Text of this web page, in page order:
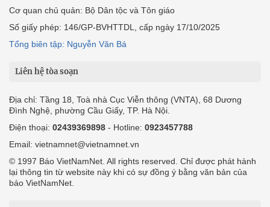
Cơ quan chủ quản: Bộ Dân tộc và Tôn giáo
Số giấy phép: 146/GP-BVHTTDL, cấp ngày 17/10/2025
Tổng biên tập: Nguyễn Văn Bá
Liên hệ tòa soạn
Địa chỉ: Tầng 18, Toà nhà Cục Viễn thông (VNTA), 68 Dương
Đình Nghệ, phường Cầu Giấy, TP. Hà Nội.
Điện thoại: 02439369898 - Hotline: 0923457788
Email: vietnamnet@vietnamnet.vn
© 1997 Báo VietNamNet. All rights reserved. Chỉ được phát hành
lại thông tin từ website này khi có sự đồng ý bằng văn bản của
báo VietNamNet.